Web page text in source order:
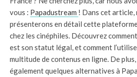
vous : Papadustream ! Dans cet article,
présenterons en détail cette
chez les cinéphiles. Découvrez
est son statut légal, et comment
multitude de contenus en ligne. De
également quelques alternatives à